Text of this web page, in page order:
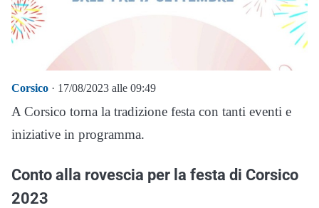
Corsico · 17/08/2023 alle 09:49
A Corsico torna la tradizione festa con tanti eventi e
iniziative in programma.
Conto alla rovescia per la festa di Corsico
2023